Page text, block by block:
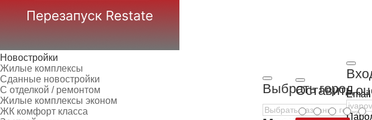
Новостройки
Жилые комплексы
Сданные новостройки
С отделкой / ремонтом
Жилые комплексы эконом
ЖК комфорт класса
Выбрать городEmail
Оставить